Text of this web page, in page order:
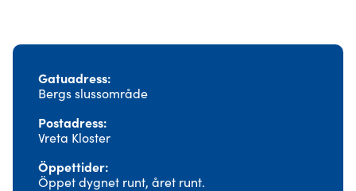
Gatuadress
Bergs slussområde
Postadress
Vreta Kloster
Öppettider
Öppet dygnet runt, året runt.